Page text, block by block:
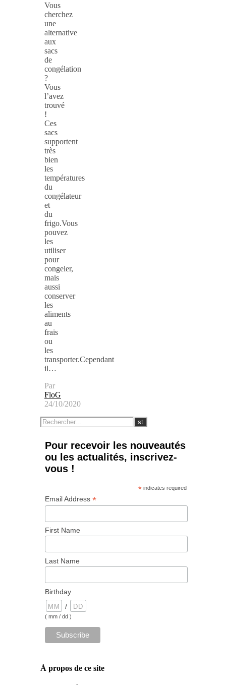
Vous
cherchez
une
alternative
aux
sacs
de
congélation
?
Vous
l’avez
trouvé
!
Ces
sacs
supportent
très
bien
les
températures
du
congélateur
et
du
frigo.Vous
pouvez
les
utiliser
pour
congeler,
mais
aussi
conserver
les
aliments
au
frais
ou
les
transporter.Cependant
il…
Par
FloG
24/10/2020
Pour recevoir les nouveautés
ou les actualités, inscrivez-
vous !
* indicates required
Email Address*
First Name
Last Name
Birthday
/
( mm / dd )
À propos de ce site